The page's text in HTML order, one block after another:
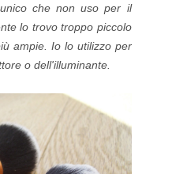
che non uso per il
lo trovo troppo piccolo
ampie. Io lo utilizzo per
o dell'illuminante.